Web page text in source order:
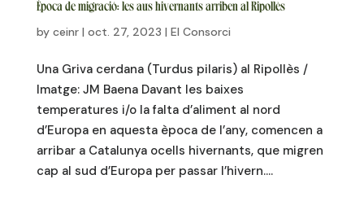
Època de migració: les aus hivernants arriben al Ripollès
by ceinr| oct. 27, 2023 | El Consorci
Una Griva cerdana (Turdus pilaris) al Ripollès /
Imatge: JM Baena Davant les baixes
temperatures i/o la falta d’aliment al nord
d’Europa en aquesta època de l’any, comencen a
arribar a Catalunya ocells hivernants, que migren
cap al sud d’Europa per passar l’hivern....